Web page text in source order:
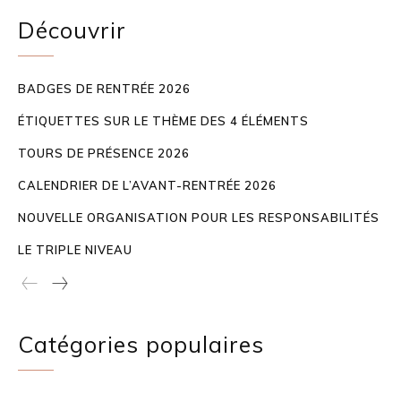
Découvrir
BADGES DE RENTRÉE 2026
ÉTIQUETTES SUR LE THÈME DES 4 ÉLÉMENTS
TOURS DE PRÉSENCE 2026
CALENDRIER DE L’AVANT-RENTRÉE 2026
NOUVELLE ORGANISATION POUR LES RESPONSABILITÉS
LE TRIPLE NIVEAU
Catégories populaires